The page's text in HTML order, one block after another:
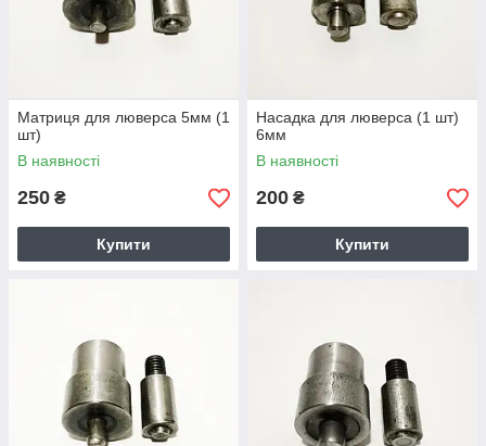
Матриця для люверса 5мм (1
шт)
В наявності
250 ₴
Купити
Насадка для люверса (1 шт)
6мм
В наявності
200 ₴
Купити